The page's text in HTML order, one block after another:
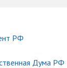
РФ
Дума РФ